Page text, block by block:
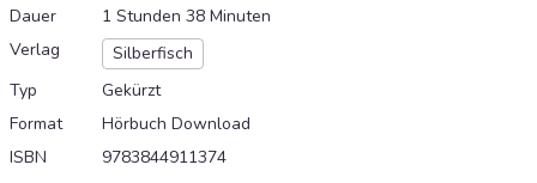
Dauer
1 Stunden 38 Minuten
Verlag
Silberfisch
Typ
Gekürzt
Format
Hörbuch Download
ISBN
9783844911374